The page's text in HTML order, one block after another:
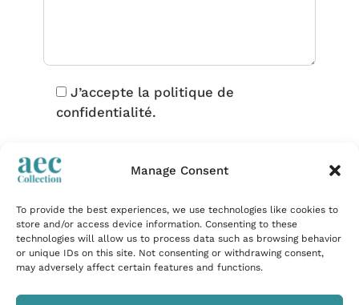
Manage Consent
To provide the best experiences, we use technologies like cookies to
store and/or access device information. Consenting to these
technologies will allow us to process data such as browsing behavior
or unique IDs on this site. Not consenting or withdrawing consent,
may adversely affect certain features and functions.
J’accepte la politique de
confidentialité.
Je suis propriétaire / partenaire